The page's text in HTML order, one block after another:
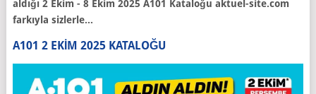
aldığı 2 Ekim - 8 Ekim 2025 A101 Kataloğu aktuel-site.com
farkıyla sizlerle...
A101 2 EKIM 2025 KATALOĞU